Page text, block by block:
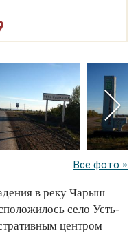
Все фото »
в реку Чарыш
село Усть-
центром